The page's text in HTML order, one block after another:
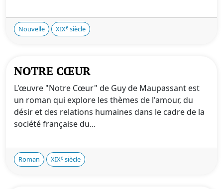
Nouvelle XIXe siècle
NOTRE CŒUR
L'œuvre "Notre Cœur" de Guy de Maupassant est
un roman qui explore les thèmes de l'amour, du
désir et des relations humaines dans le cadre de la
société française du...
Roman XIXe siècle